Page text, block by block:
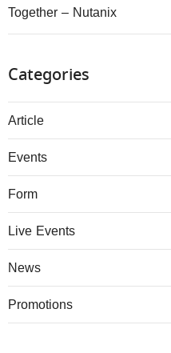
Together – Nutanix
Categories
Article
Events
Form
Live Events
News
Promotions